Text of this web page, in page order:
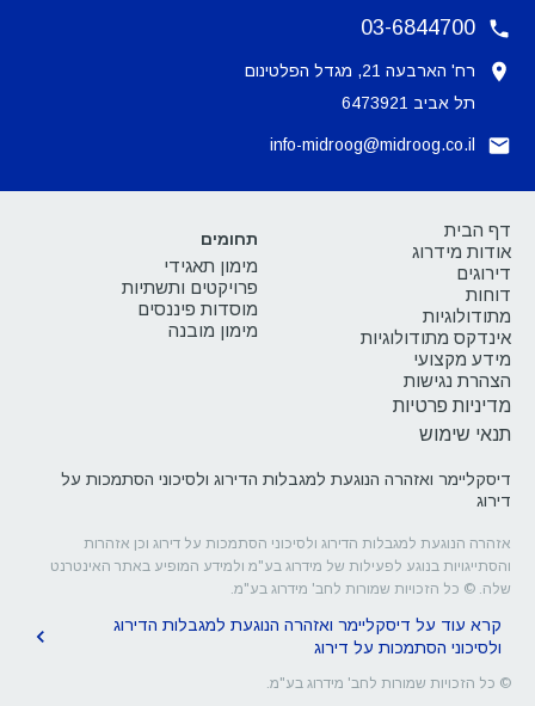
03-6844700
רח' הארבעה 21, מגדל הפלטינום
תל אביב 6473921
info-midroog@midroog.co.il
דף הבית
אודות מידרוג
דירוגים
דוחות
מתודולוגיות
אינדקס מתודולוגיות
מידע מקצועי
הצהרת נגישות
מדיניות פרטיות
תנאי שימוש
תחומים
מימון תאגידי
פרויקטים ותשתיות
מוסדות פיננסים
מימון מובנה
דיסקליימר ואזהרה הנוגעת למגבלות הדירוג ולסיכוני הסתמכות על
דירוג
אזהרה הנוגעת למגבלות הדירוג ולסיכוני הסתמכות על דירוג וכן אזהרות
והסתייגויות בנוגע לפעילות של מידרוג בע"מ ולמידע המופיע באתר האינטרנט
שלה. © כל הזכויות שמורות לחב' מידרוג בע"מ.
קרא עוד על דיסקליימר ואזהרה הנוגעת למגבלות הדירוג
ולסיכוני הסתמכות על דירוג
© כל הזכויות שמורות לחב' מידרוג בע"מ.